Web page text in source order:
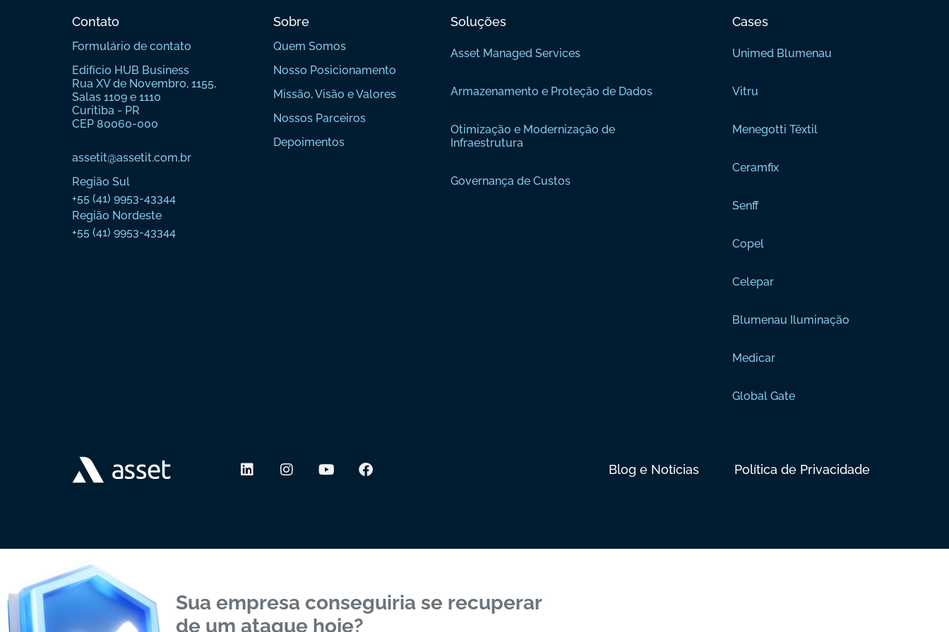
Contato
Formulário de contato
Edifício HUB Business
Rua XV de Novembro, 1155,
Salas 1109 e 1110
Curitiba - PR
CEP 80060-000
assetit@assetit.com.br
Região Sul
+55 (41) 9953-43344
Região Nordeste
+55 (41) 9953-43344
Sobre
Quem Somos
Nosso Posicionamento
Missão, Visão e Valores
Nossos Parceiros
Depoimentos
Soluções
Asset Managed Services
Armazenamento e Proteção de Dados
Otimização e Modernização de
Infraestrutura
Governança de Custos
Cases
Unimed Blumenau
Vitru
Menegotti Têxtil
Ceramfix
Senff
Copel
Celepar
Blumenau Iluminação
Medicar
Global Gate
Blog e Notícias Política de Privacidade
Sua empresa conseguiria se recuperar
de um ataque hoje?